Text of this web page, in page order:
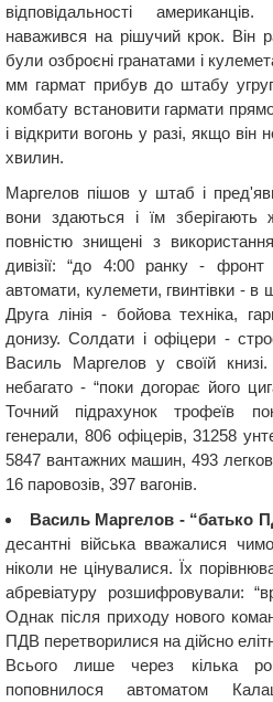
відповідальності
наважився на рішучий крок. Він
були озброєні гранатами і
мм гармат прибув до штабу
комбату встановити гармати
і відкрити вогонь у разі, якщо
хвилин.
Маргелов пішов у штаб і
вони здаються і їм
повністю знищені з
дивізії: “до 4:00 ранку -
автомати, кулемети, гвинтівки - в
Друга лінія - бойова техніка,
донизу. Солдати і офіцери -
Василь Маргелов у своїй
небагато - “поки догорає його
Точний підрахунок трофеїв
генерали, 806 офіцерів, 31258
5847 вантажних машин, 493
16 паровозів, 397 вагонів.
Василь Маргелов - “батько
десантні війська вважалися
ніколи не цінувалися. Їх
абревіатуру розшифровували:
Однак після приходу нового
ПДВ перетворилися на дійсно
Всього лише через кілька
поповнилося автоматом